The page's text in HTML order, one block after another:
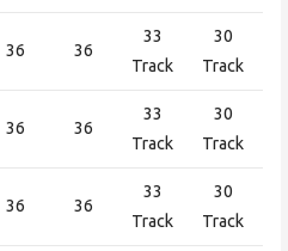
36 36
33
Track
30
Track
36 36
33
Track
30
Track
36 36
33
Track
30
Track